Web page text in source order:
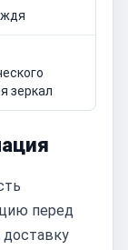
зеркал
перед